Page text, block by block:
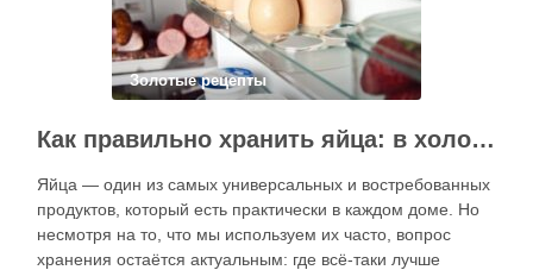
Золотые рецепты
Как правильно хранить яйца: в холодильнике или на полке?
Яйца — один из самых универсальных и востребованных
продуктов, который есть практически в каждом доме. Но
несмотря на то, что мы используем их часто, вопрос
хранения остаётся актуальным: где всё-таки лучше